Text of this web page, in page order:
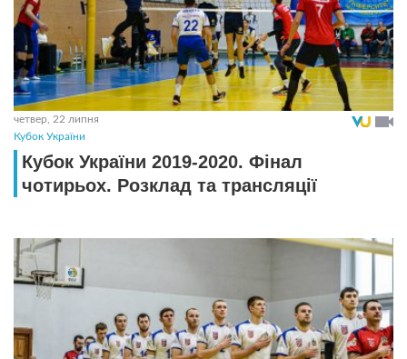
четвер, 22 липня
Кубок України
Кубок України 2019-2020. Фінал
чотирьох. Розклад та трансляції